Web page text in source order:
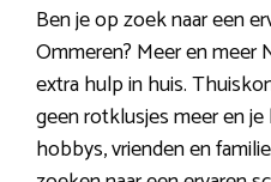
Ben je op zoek naar een
Ommeren? Meer en meer
extra hulp in huis.
geen rotklusjes meer en
hobbys, vrienden en